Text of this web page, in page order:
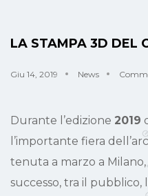
LA STAMPA 3D DEL
Giu 14, 2019 News
Durante l’edizione 2019
l’importante fiera
tenuta a marzo a
successo, tra il